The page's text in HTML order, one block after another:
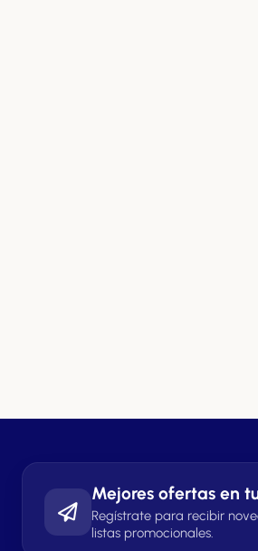
Mejores ofertas en
Regístrate para recibir
listas promocionales.